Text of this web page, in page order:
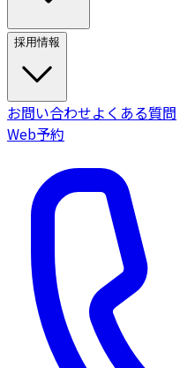
採用情報
お問い合わせよくある質問
Web予約